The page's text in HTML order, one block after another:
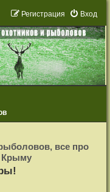
Вход
Регистрация
все про
Крыму